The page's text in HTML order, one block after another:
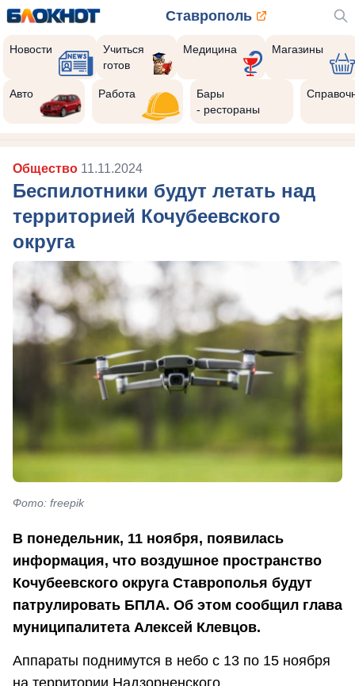
Ставрополь
Новости
Учиться
готов
Медицина Магазины
Авто Работа
Бары
- рестораны
Общество 11.11.2024
Беспилотники будут летать над
территорией Кочубеевского
округа
Фото: freepik
В понедельник, 11 ноября, появилась
информация, что воздушное пространство
Кочубеевского округа Ставрополья будут
патрулировать БПЛА. Об этом сообщил глава
муниципалитета Алексей Клевцов.
Аппараты поднимутся в небо с 13 по 15 ноября
на территории Надзорненского